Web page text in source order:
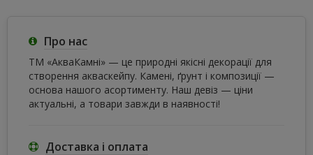
Про нас
ТМ «АкваКамні» — це природні якісні декорації для
створення акваскейпу. Камені, ґрунт і композиції —
основа нашого асортименту. Наш девіз — ціни
актуальні, а товари завжди в наявності!
Доставка і оплата